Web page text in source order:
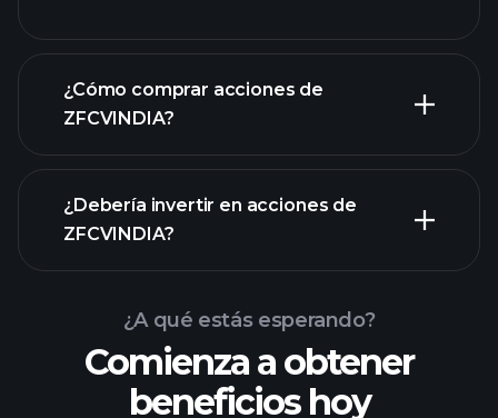
informes financieros
¿Cómo comprar acciones de
ZFCVINDIA?
¿Debería invertir en acciones de
ZFCVINDIA?
¿A qué estás esperando?
Comienza a obtener
beneficios hoy